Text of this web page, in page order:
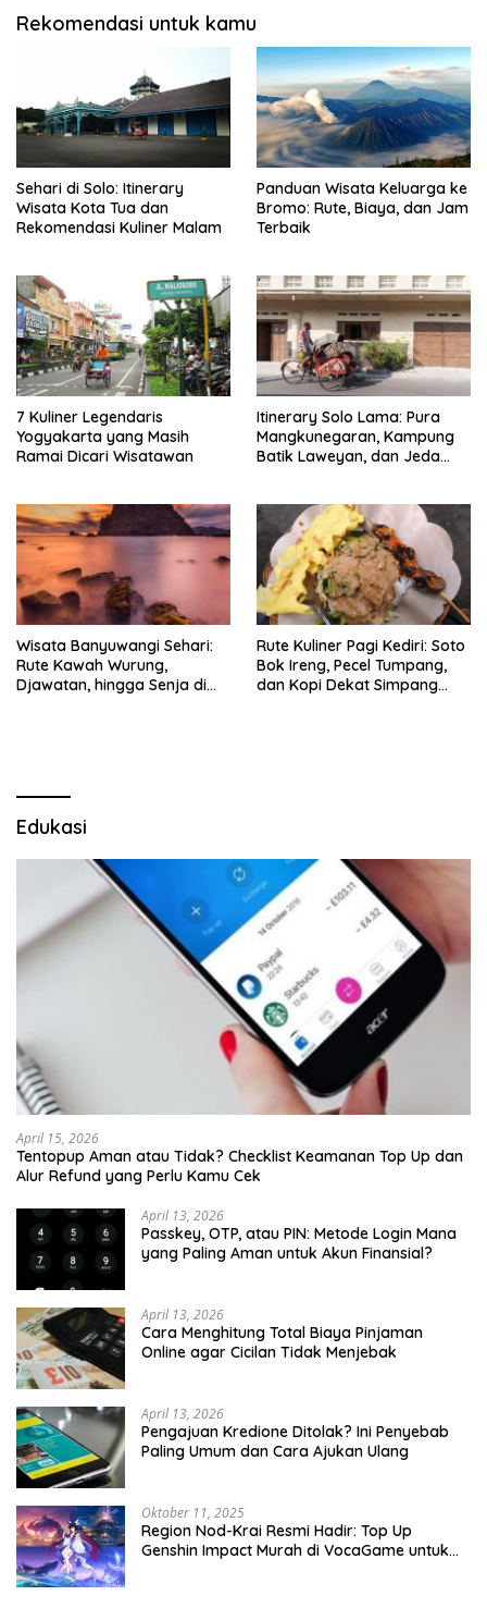
Rekomendasi untuk kamu
Sehari di Solo: Itinerary
Wisata Kota Tua dan
Rekomendasi Kuliner Malam
Panduan Wisata Keluarga ke
Bromo: Rute, Biaya, dan Jam
Terbaik
7 Kuliner Legendaris
Yogyakarta yang Masih
Ramai Dicari Wisatawan
Itinerary Solo Lama: Pura
Mangkunegaran, Kampung
Batik Laweyan, dan Jeda
Wisata Banyuwangi Sehari:
Rute Kawah Wurung,
Djawatan, hingga Senja di
Rute Kuliner Pagi Kediri: Soto
Bok Ireng, Pecel Tumpang,
dan Kopi Dekat Simpang
Edukasi
April 15, 2026
Tentopup Aman atau Tidak? Checklist Keamanan Top Up dan
Alur Refund yang Perlu Kamu Cek
April 13, 2026
Passkey, OTP, atau PIN: Metode Login Mana
yang Paling Aman untuk Akun Finansial?
April 13, 2026
Cara Menghitung Total Biaya Pinjaman
Online agar Cicilan Tidak Menjebak
April 13, 2026
Pengajuan Kredione Ditolak? Ini Penyebab
Paling Umum dan Cara Ajukan Ulang
Oktober 11, 2025
Region Nod-Krai Resmi Hadir: Top Up
Genshin Impact Murah di VocaGame untuk